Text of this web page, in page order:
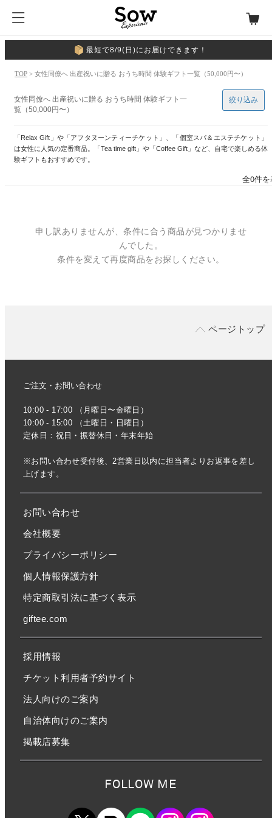
最短で8/9(日)にお届けできます！
TOP > 女性同僚へ 出産祝いに贈る おうち時間 体験ギフト一覧（50,000円〜）
女性同僚へ 出産祝いに贈る おうち時間 体験ギフト一
覧（50,000円〜）
「Relax Gift」や「アフタヌーンティーチケット」、「個室スパ＆エステチケット」
は女性に人気の定番商品。「Tea time gift」や「Coffee Gift」など、自宅で楽しめる体
験ギフトもおすすめです。
絞り込み
全0件
申し訳ありませんが、条件に合う商品が見つかりませ
んでした。
条件を変えて再度商品をお探しください。
ページトップ
ご注文・お問い合わせ
10:00 - 17:00 （月曜日〜金曜日）
10:00 - 15:00 （土曜日・日曜日）
定休日：祝日・振替休日・年末年始
※お問い合わせ受付後、2営業日以内に担当者よりお返事を差し
上げます。
お問い合わせ
会社概要
プライバシーポリシー
個人情報保護方針
特定商取引法に基づく表示
giftee.com
採用情報
チケット利用者予約サイト
法人向けのご案内
自治体向けのご案内
掲載店募集
FOLLOW ME